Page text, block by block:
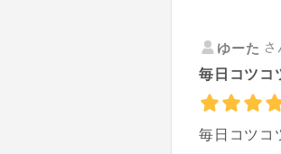
ゆーた
毎日コツコ
毎日コツコ